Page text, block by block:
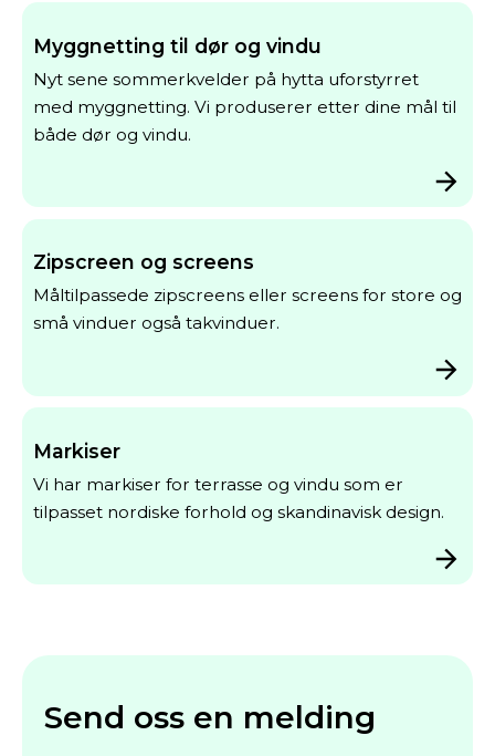
Myggnetting til dør og vindu
Nyt sene sommerkvelder på hytta uforstyrret
med myggnetting. Vi produserer etter dine mål til
både dør og vindu.
Zipscreen og screens
Måltilpassede zipscreens eller screens for store og
små vinduer også takvinduer.
Markiser
Vi har markiser for terrasse og vindu som er
tilpasset nordiske forhold og skandinavisk design.
Send oss en melding